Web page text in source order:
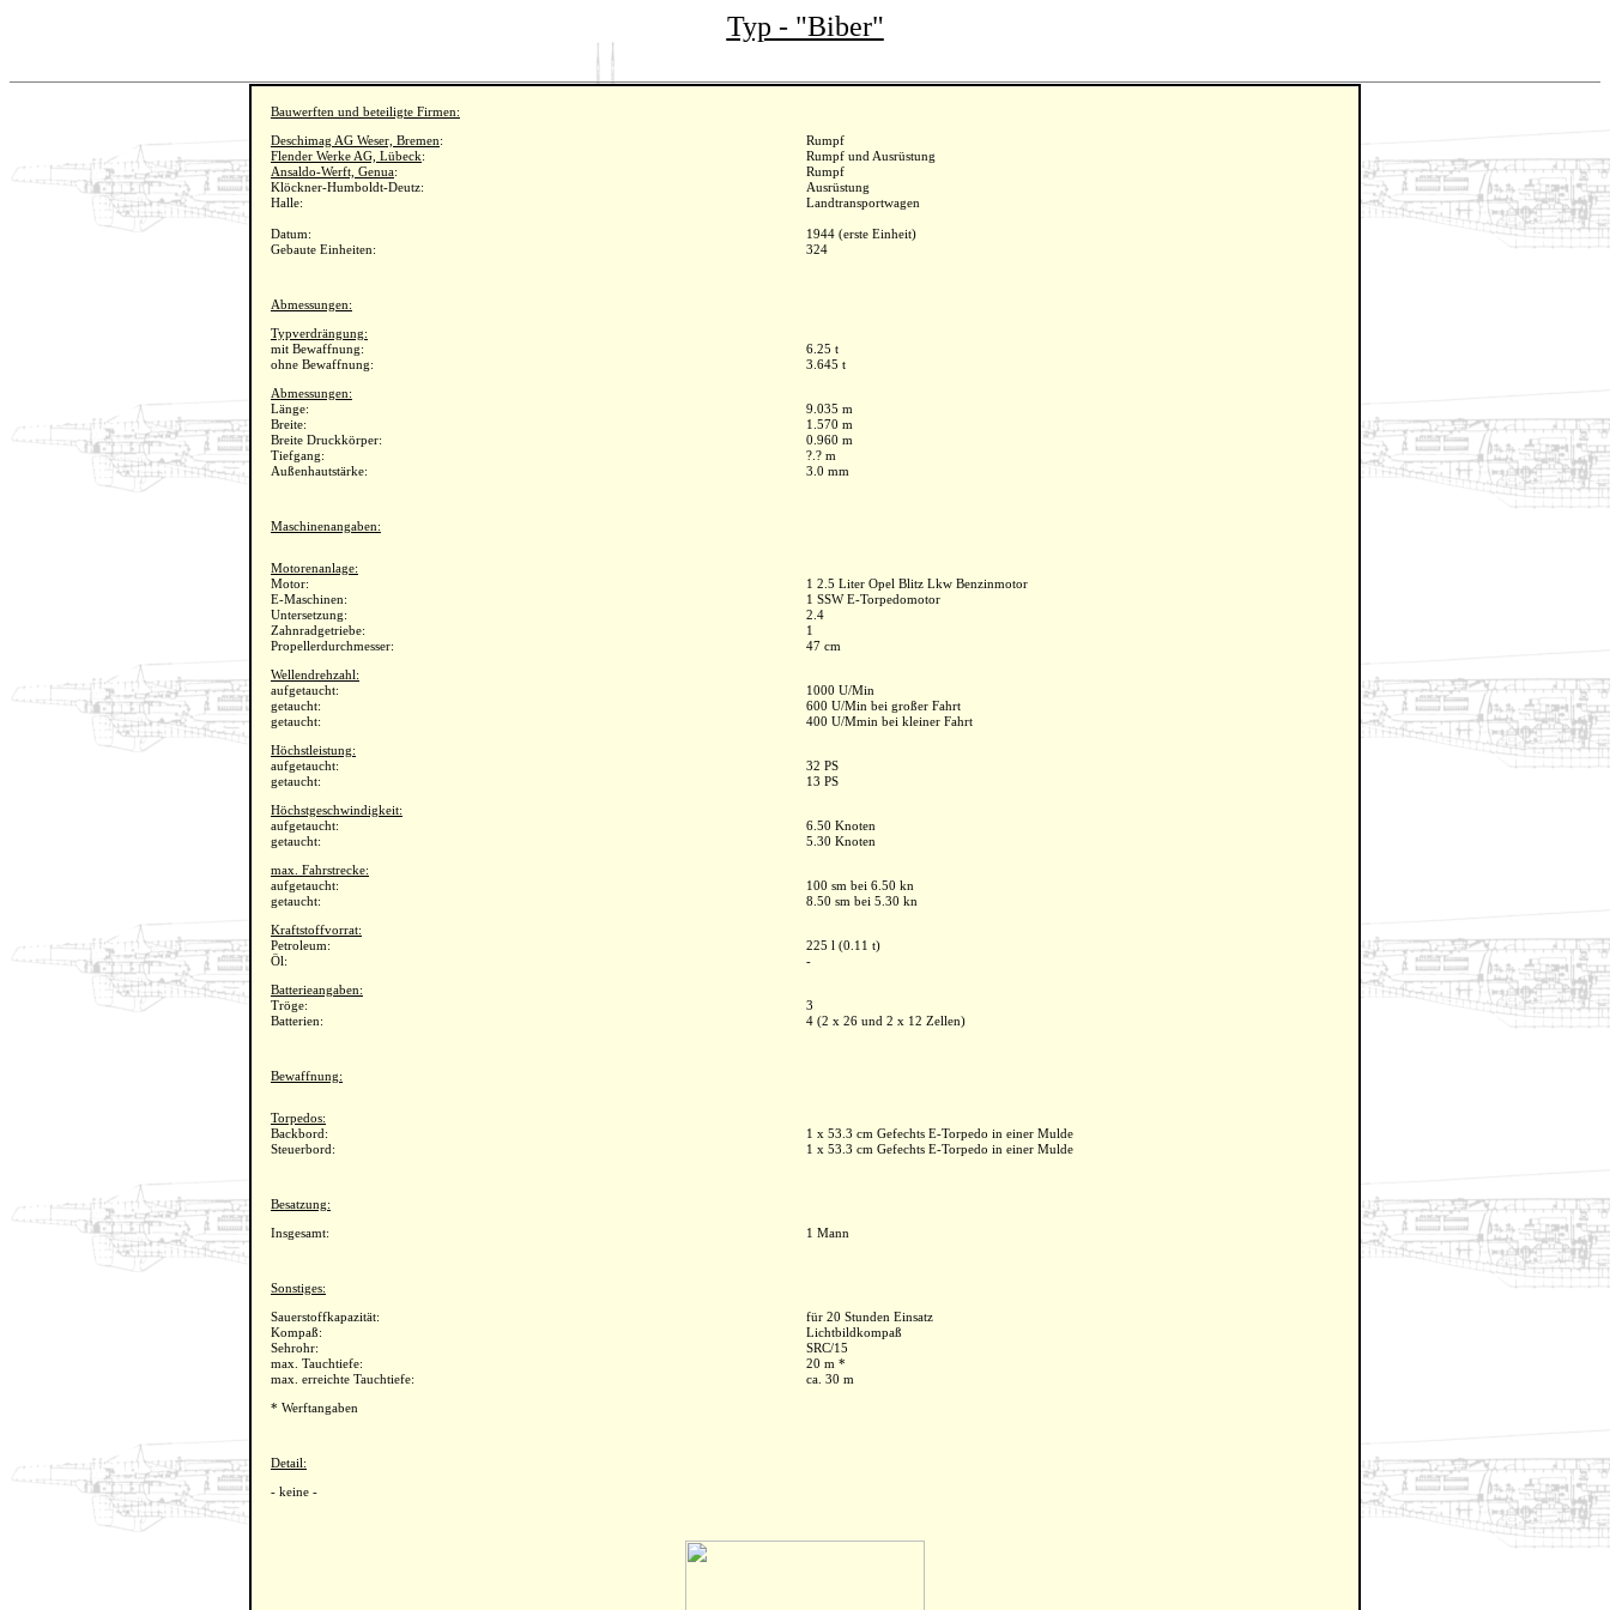
Typ - "Biber"
Bauwerften und beteiligte Firmen:
Deschimag AG Weser, Bremen:
Rumpf
Flender Werke AG, Lübeck:
Rumpf und Ausrüstung
Ansaldo-Werft, Genua:
Rumpf
Klöckner-Humboldt-Deutz:
Ausrüstung
Halle:
Landtransportwagen
Datum:
1944 (erste Einheit)
Gebaute Einheiten:
324
Abmessungen:
Typverdrängung:
mit Bewaffnung:
6.25 t
ohne Bewaffnung:
3.645 t
Abmessungen:
Länge:
9.035 m
Breite:
1.570 m
Breite Druckkörper:
0.960 m
Tiefgang:
?.? m
Außenhautstärke:
3.0 mm
Maschinenangaben:
Motorenanlage:
Motor:
1 2.5 Liter Opel Blitz Lkw Benzinmotor
E-Maschinen:
1 SSW E-Torpedomotor
Untersetzung:
2.4
Zahnradgetriebe:
1
Propellerdurchmesser:
47 cm
Wellendrehzahl:
aufgetaucht:
1000 U/Min
getaucht:
600 U/Min bei großer Fahrt
getaucht:
400 U/Mmin bei kleiner Fahrt
Höchstleistung:
aufgetaucht:
32 PS
getaucht:
13 PS
Höchstgeschwindigkeit:
aufgetaucht:
6.50 Knoten
getaucht:
5.30 Knoten
max. Fahrstrecke:
aufgetaucht:
100 sm bei 6.50 kn
getaucht:
8.50 sm bei 5.30 kn
Kraftstoffvorrat:
Petroleum:
225 l (0.11 t)
Öl:
-
Batterieangaben:
Tröge:
3
Batterien:
4 (2 x 26 und 2 x 12 Zellen)
Bewaffnung:
Torpedos:
Backbord:
1 x 53.3 cm Gefechts E-Torpedo in einer Mulde
Steuerbord:
1 x 53.3 cm Gefechts E-Torpedo in einer Mulde
Besatzung:
Insgesamt: 1 Mann
Sonstiges:
Sauerstoffkapazität:
für 20 Stunden Einsatz
Kompaß:
Lichtbildkompaß
Sehrohr:
SRC/15
max. Tauchtiefe:
20 m *
max. erreichte Tauchtiefe:
ca. 30 m
* Werftangaben
Detail:
- keine -